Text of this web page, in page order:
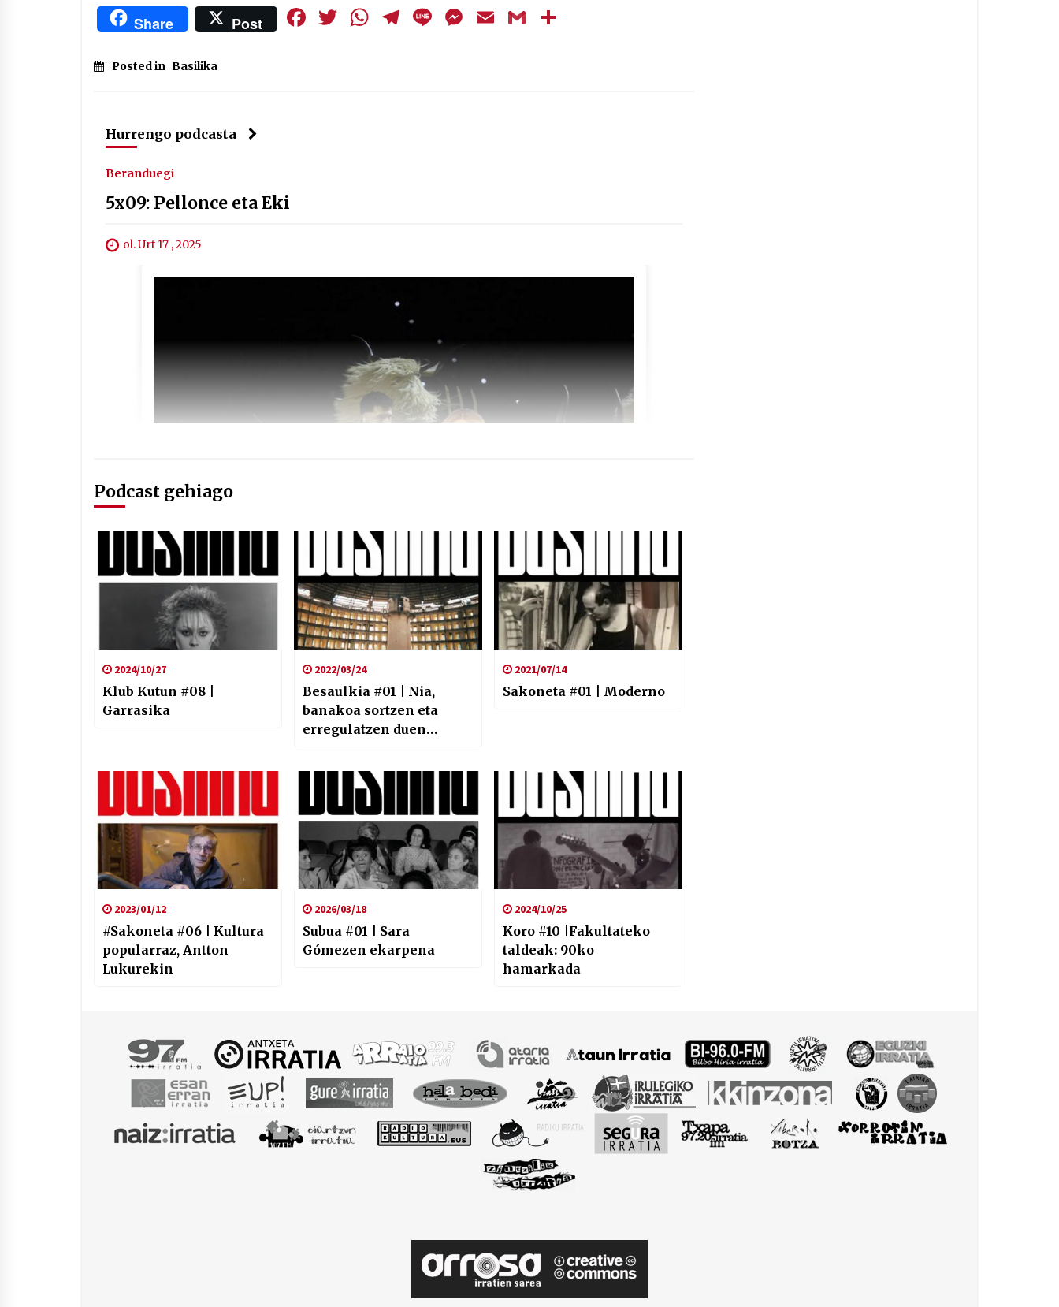
Share Post Facebook
Twitter
WhatsApp
Telegram
LineMessenger
EmailGmail
Posted in Basilika
Hurrengo podcasta
Beranduegi
5x09: Pellonce eta Eki
ol. Urt 17 , 2025
Podcast gehiago
2024/10/27
Klub Kutun #08 |
Garrasika
2022/03/24
Besaulkia #01 | Nia,
banakoa sortzen eta
erregulatzen duen
2021/07/14
Sakoneta #01 | Moderno
2023/01/12
#Sakoneta #06 | Kultura
popularraz, Antton
Lukurekin
2026/03/18
Subua #01 | Sara
Gómezen ekarpena
2024/10/25
Koro #10 |Fakultateko
taldeak: 90ko
hamarkada